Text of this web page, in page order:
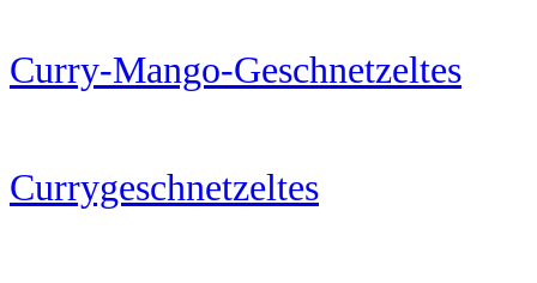
Curry-Mango-Geschnetzeltes
Currygeschnetzeltes